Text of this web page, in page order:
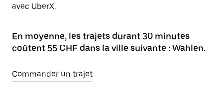
avec UberX.
En moyenne, les trajets durant 30 minutes
coûtent 55 CHF dans la ville suivante : Wahlen.
Commander un trajet